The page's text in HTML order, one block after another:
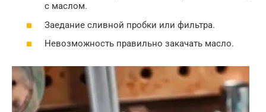
с маслом.
Заедание сливной пробки или фильтра.
Невозможность правильно закачать масло.